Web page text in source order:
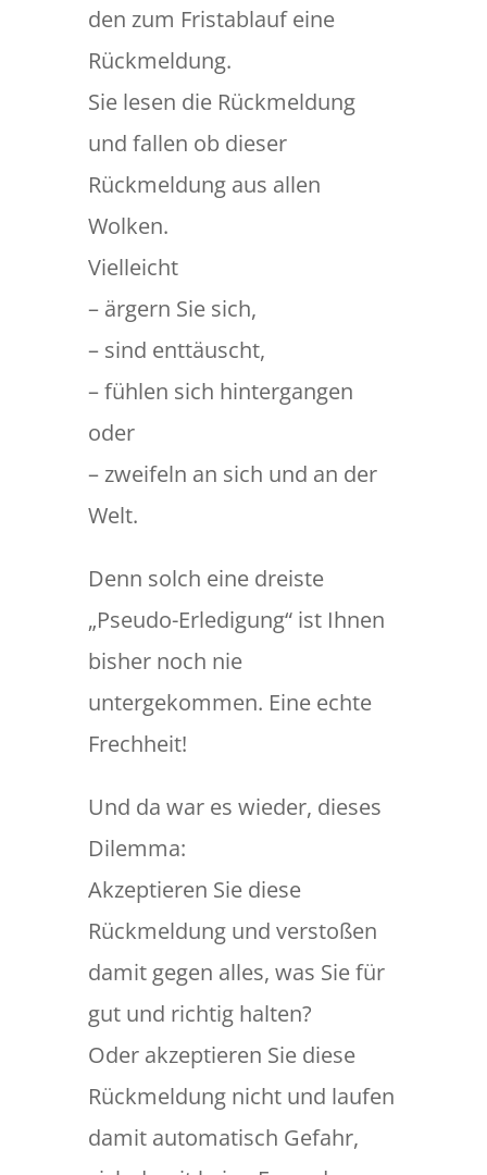
den zum Fristablauf eine
Rückmeldung.
Sie lesen die Rückmeldung
und fallen ob dieser
Rückmeldung aus allen
Wolken.
Vielleicht
– ärgern Sie sich,
– sind enttäuscht,
– fühlen sich hintergangen
oder
– zweifeln an sich und an der
Welt.
Denn solch eine dreiste
„Pseudo-Erledigung“ ist Ihnen
bisher noch nie
untergekommen. Eine echte
Frechheit!
Und da war es wieder, dieses
Dilemma:
Akzeptieren Sie diese
Rückmeldung und verstoßen
damit gegen alles, was Sie für
gut und richtig halten?
Oder akzeptieren Sie diese
Rückmeldung nicht und laufen
damit automatisch Gefahr,